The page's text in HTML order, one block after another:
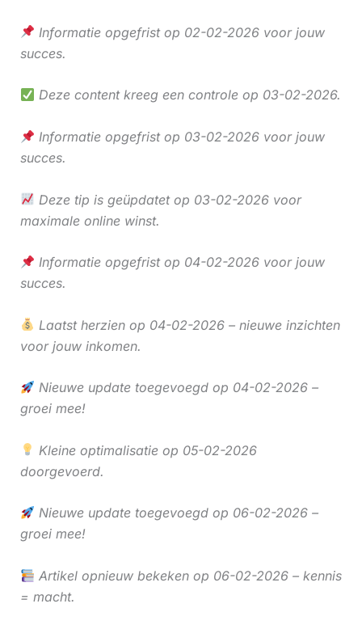
Informatie opgefrist op 02-02-2026 voor jouw
succes.
Deze content kreeg een controle op 03-02-2026.
Informatie opgefrist op 03-02-2026 voor jouw
succes.
Deze tip is geüpdatet op 03-02-2026 voor
maximale online winst.
Informatie opgefrist op 04-02-2026 voor jouw
succes.
Laatst herzien op 04-02-2026 – nieuwe inzichten
voor jouw inkomen.
Nieuwe update toegevoegd op 04-02-2026 –
groei mee!
Kleine optimalisatie op 05-02-2026
doorgevoerd.
Nieuwe update toegevoegd op 06-02-2026 –
groei mee!
Artikel opnieuw bekeken op 06-02-2026 – kennis
= macht.